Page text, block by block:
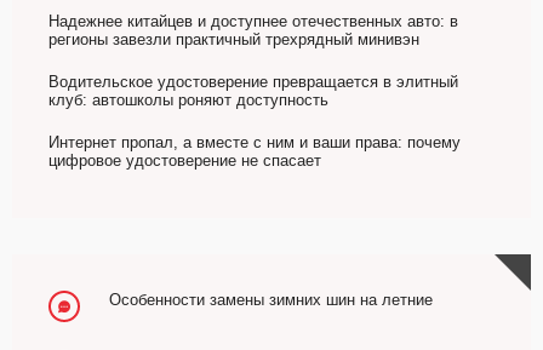
Надежнее китайцев и доступнее отечественных авто: в
регионы завезли практичный трехрядный минивэн
Водительское удостоверение превращается в элитный
клуб: автошколы роняют доступность
Интернет пропал, а вместе с ним и ваши права: почему
цифровое удостоверение не спасает
Особенности замены зимних шин на летние